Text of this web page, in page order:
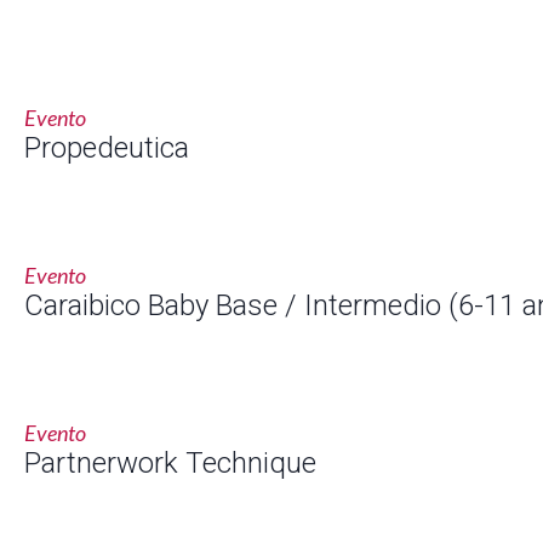
Evento
Propedeutica
Evento
Caraibico Baby Base / Intermedio (6-11
Evento
Partnerwork Technique